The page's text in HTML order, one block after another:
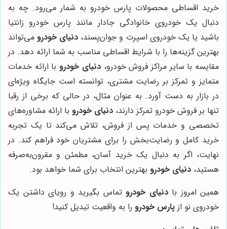
خرید اقساطی محصولات پارس خودرو به شمار می‌رود. چه به
دنبال یک خودروی خانوادگی جادار مانند پارس خودرو زانتیا
باشید یا یک خودروی اسپرت و جوان‌پسند، دنیای خودرو می‌تواند
بهترین گزینه‌ها را با شرایط اقساطی مناسب به شما ارائه دهد. در
مقایسه با سایر مراکز فروش خودرو،دنیای خودرو با ارائه خدمات
متمایز و تمرکز بر رضایت مشتری، توانسته است جایگاه ویژه‌ای
در بازار به دست آورد. به عنوان مثال، در حالی که برخی از رقبا
تنها بر فروش خودرو تمرکز دارند، دنیای خودرو با ارائه مشاوره‌های
تخصصی و خدمات پس از فروش، تلاش می‌کند تا یک تجربه
خرید کامل و رضایت‌بخش را برای مشتریان خود فراهم کند. در
نهایت، اگر به دنبال یک خرید آسان، مطمئن و مقرون‌به‌صرفه
هستید، دنیای خودرو بهترین انتخاب برای شما خواهد بود.
همین امروز بادنیای خودرو تماس بگیرید و رویای داشتن یک
خودروی نو از پارس خودرو را به واقعیت تبدیل کنید!